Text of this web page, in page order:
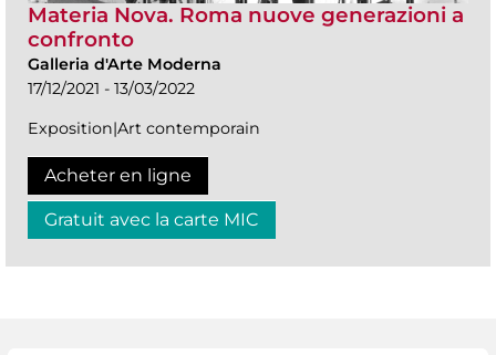
Materia Nova. Roma nuove generazioni a
confronto
Galleria d'Arte Moderna
17/12/2021 - 13/03/2022
Exposition|Art contemporain
Acheter en ligne
Gratuit avec la carte MIC